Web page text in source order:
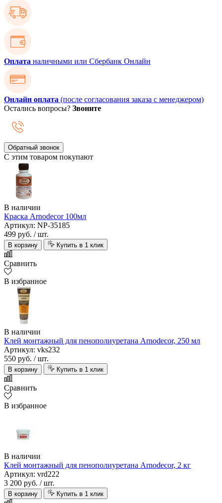
Оплата наличными или Сбербанк Онлайн
Онлайн оплата (после согласования заказа с менеджером)
Остались вопросы? Звоните
Обратный звонок
С этим товаром покупают
В наличии
Краска Arnodecor 100мл
Артикул: NP-35185
499 руб. / шт.
В корзину Купить в 1 клик
Сравнить
В избранное
В наличии
Клей монтажный для пенополиуретана Arnodecor, 250 мл
Артикул: vks232
550 руб. / шт.
В корзину Купить в 1 клик
Сравнить
В избранное
В наличии
Клей монтажный для пенополиуретана Arnodecor, 2 кг
Артикул: vrd222
3 200 руб. / шт.
В корзину Купить в 1 клик